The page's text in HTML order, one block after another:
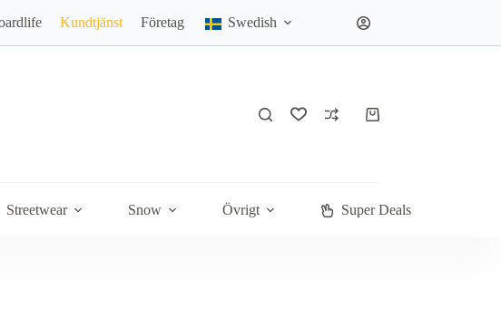
Kundtjänst Företag Swedish
Varukorg
Streetwear Snow Övrigt Super Deals